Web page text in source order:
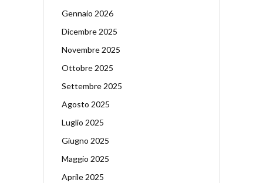
Gennaio 2026
Dicembre 2025
Novembre 2025
Ottobre 2025
Settembre 2025
Agosto 2025
Luglio 2025
Giugno 2025
Maggio 2025
Aprile 2025